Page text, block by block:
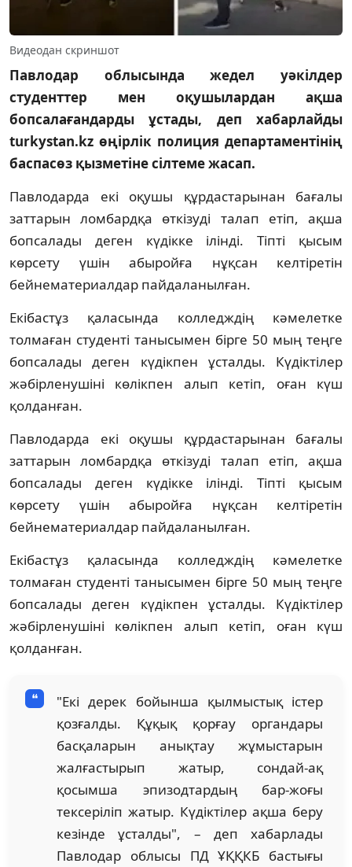
Видеодан скриншот
Павлодар облысында жедел уәкілдер
студенттер мен оқушылардан ақша
бопсалағандарды ұстады, деп хабарлайды
turkystan.kz өңірлік полиция департаментінің
баспасөз қызметіне сілтеме жасап.
Павлодарда екі оқушы құрдастарынан бағалы
заттарын ломбардқа өткізуді талап етіп, ақша
бопсалады деген күдікке ілінді. Тіпті қысым
көрсету үшін абыройға нұқсан келтіретін
бейнематериалдар пайдаланылған.
Екібастұз қаласында колледждің кәмелетке
толмаған студенті танысымен бірге 50 мың теңге
бопсалады деген күдікпен ұсталды. Күдіктілер
жәбірленушіні көлікпен алып кетіп, оған күш
қолданған.
Павлодарда екі оқушы құрдастарынан бағалы
заттарын ломбардқа өткізуді талап етіп, ақша
бопсалады деген күдікке ілінді. Тіпті қысым
көрсету үшін абыройға нұқсан келтіретін
бейнематериалдар пайдаланылған.
Екібастұз қаласында колледждің кәмелетке
толмаған студенті танысымен бірге 50 мың теңге
бопсалады деген күдікпен ұсталды. Күдіктілер
жәбірленушіні көлікпен алып кетіп, оған күш
қолданған.
"Екі дерек бойынша қылмыстық істер
қозғалды. Құқық қорғау органдары
басқаларын анықтау жұмыстарын
жалғастырып жатыр, сондай-ақ
қосымша эпизодтардың бар-жоғы
тексеріліп жатыр. Күдіктілер ақша беру
кезінде ұсталды", – деп хабарлады
Павлодар облысы ПД ҰҚҚКБ бастығы